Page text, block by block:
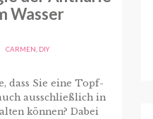
Wasser
CARMEN DIY
dass Sie eine Topf-
ausschließlich in
können? Dabei